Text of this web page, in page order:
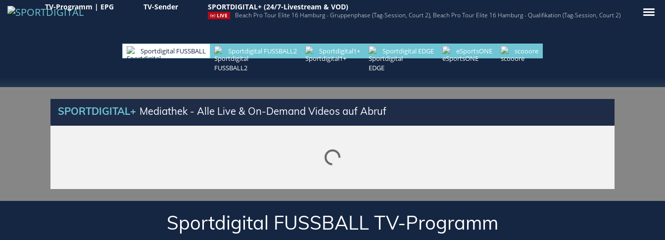
TV-Programm | EPG TV-Sender SPORTDIGITAL+ (24/7-Livestream & VOD)
LIVE Beach Pro Tour Elite 16 Hamburg - Gruppenphase (Tag-Session, Court 2), Beach Pro Tour Elite 16 Hamburg - Qualifikation (Tag-Session, Court 2)
Sportdigital FUSSBALL Sportdigital FUSSBALL2 Sportdigital1+ Sportdigital EDGE eSportsONE scooore
SPORTDIGITAL+ Mediathek - Alle Live & On-Demand Videos auf Abruf
Lade SPORTDIGITAL+ Mediathek
Sportdigital FUSSBALL TV-Programm